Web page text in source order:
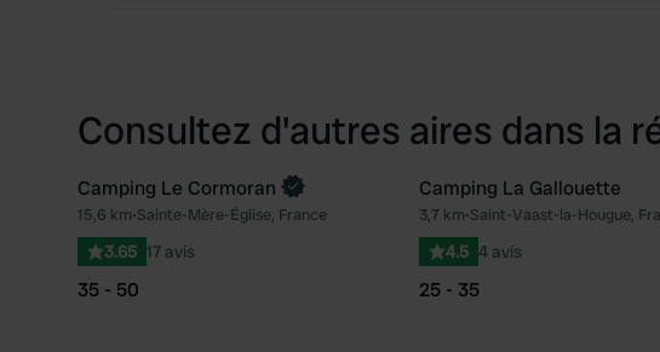
Consultez d'autres aires dans la
Préféré
Camping Le Cormoran
15,6 km•Sainte-Mère-Église, France
3.65 17 avis
35 - 50
Camping La Gallouette
3,7 km•Saint-Vaast-la-Hougue,
4.5 4 avis
25 - 35